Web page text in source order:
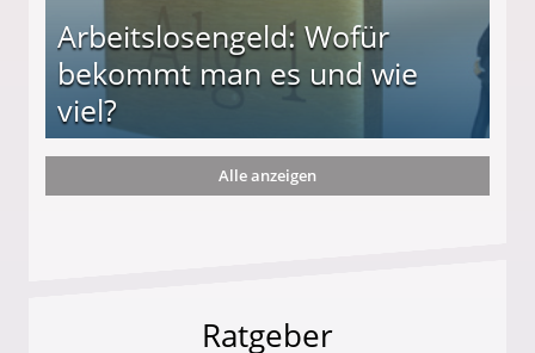
Arbeitslosengeld: Wofür
bekommt man es und wie
viel?
und wie viel?
Alle anzeigen
Ratgeber